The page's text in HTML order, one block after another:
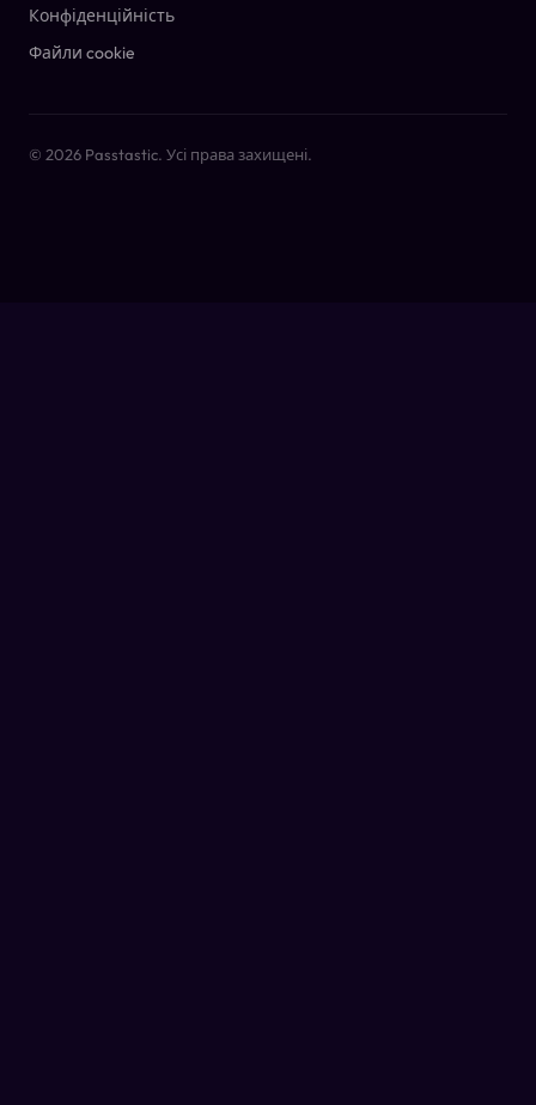
Конфіденційність
Файли cookie
© 2026 Passtastic. Усі права захищені.